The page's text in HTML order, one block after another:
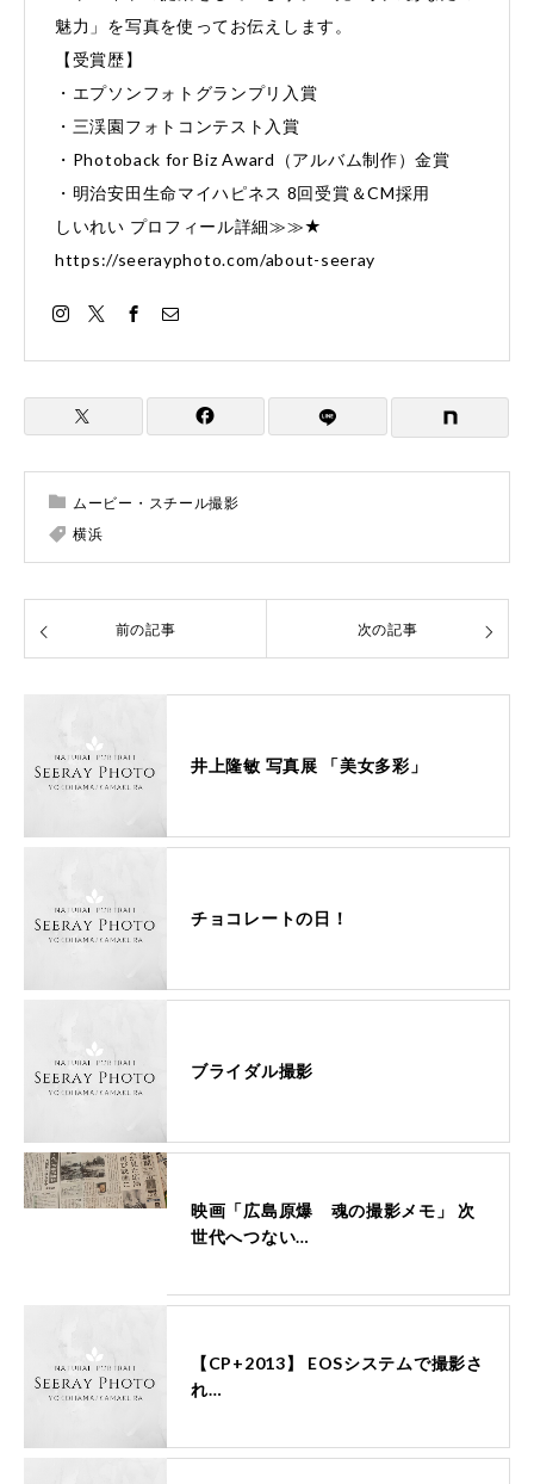
魅力」を写真を使ってお伝えします。
【受賞歴】
・エプソンフォトグランプリ入賞
・三渓園フォトコンテスト入賞
・Photoback for Biz Award（アルバム制作）金賞
・明治安田生命マイハピネス 8回受賞＆CM採用
しいれい プロフィール詳細≫≫★
https://seerayphoto.com/about-seeray
ムービー・スチール撮影
横浜
前の記事 次の記事
井上隆敏 写真展 「美女多彩」
チョコレートの日！
ブライダル撮影
映画「広島原爆 魂の撮影メモ」 次
世代へつない…
【CP+2013】 EOSシステムで撮影さ
れ…